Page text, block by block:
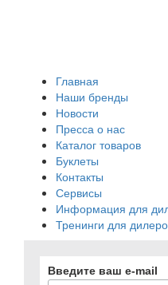
Главная
Наши бренды
Новости
Пресса о нас
Каталог товаров
Буклеты
Контакты
Сервисы
Информация для
Тренинги для
Введите ваш e-mail